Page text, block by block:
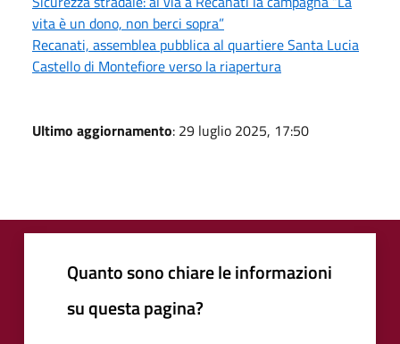
vita è un dono, non berci sopra”
Recanati, assemblea pubblica al quartiere Santa Lucia
Castello di Montefiore verso la riapertura
Ultimo aggiornamento: 29 luglio 2025, 17:50
Quanto sono chiare le informazioni
su questa pagina?